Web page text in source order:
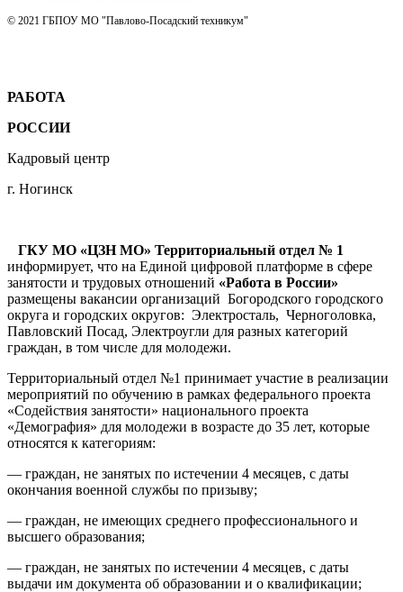
© 2021 ГБПОУ МО "Павлово-Посадский техникум"
РАБОТА
РОССИИ
Кадровый центр
г. Ногинск
ГКУ МО «ЦЗН МО» Территориальный отдел № 1
информирует, что на Единой цифровой платформе в сфере
занятости и трудовых отношений «Работа в России»
размещены вакансии организаций Богородского городского
округа и городских округов: Электросталь, Черноголовка,
Павловский Посад, Электроугли для разных категорий
граждан, в том числе для молодежи.
Территориальный отдел №1 принимает участие в реализации
мероприятий по обучению в рамках федерального проекта
«Содействия занятости» национального проекта
«Демография» для молодежи в возрасте до 35 лет, которые
относятся к категориям:
— граждан, не занятых по истечении 4 месяцев, с даты
окончания военной службы по призыву;
— граждан, не имеющих среднего профессионального и
высшего образования;
— граждан, не занятых по истечении 4 месяцев, с даты
выдачи им документа об образовании и о квалификации;